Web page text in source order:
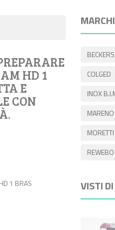
HD 1
E
CON
1 BRAS
MARCHI
BECKERS
COLGED
INOX
MARENO
REWEBO
VISTI